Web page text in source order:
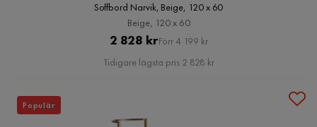
Soffbord Narvik, Beige, 120 x 60
Beige, 120 x 60
Pris
2 828 krOriginal
Pris
Förr 4 199 kr
Tidigare lägsta pris 2 828 kr
Populär